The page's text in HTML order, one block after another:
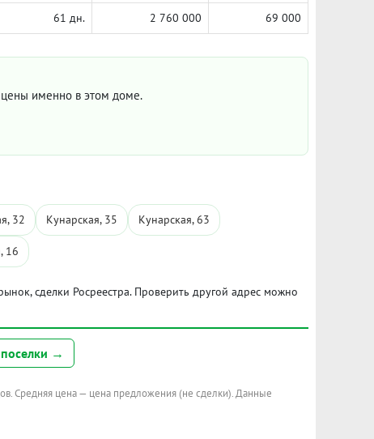
61 дн. 2 760 000 69 000
цены именно в этом доме.
32 Кунарская, 35 Кунарская, 63
16
сделки Росреестра. Проверить другой адрес можно
→
Средняя цена — цена предложения (не сделки). Данные